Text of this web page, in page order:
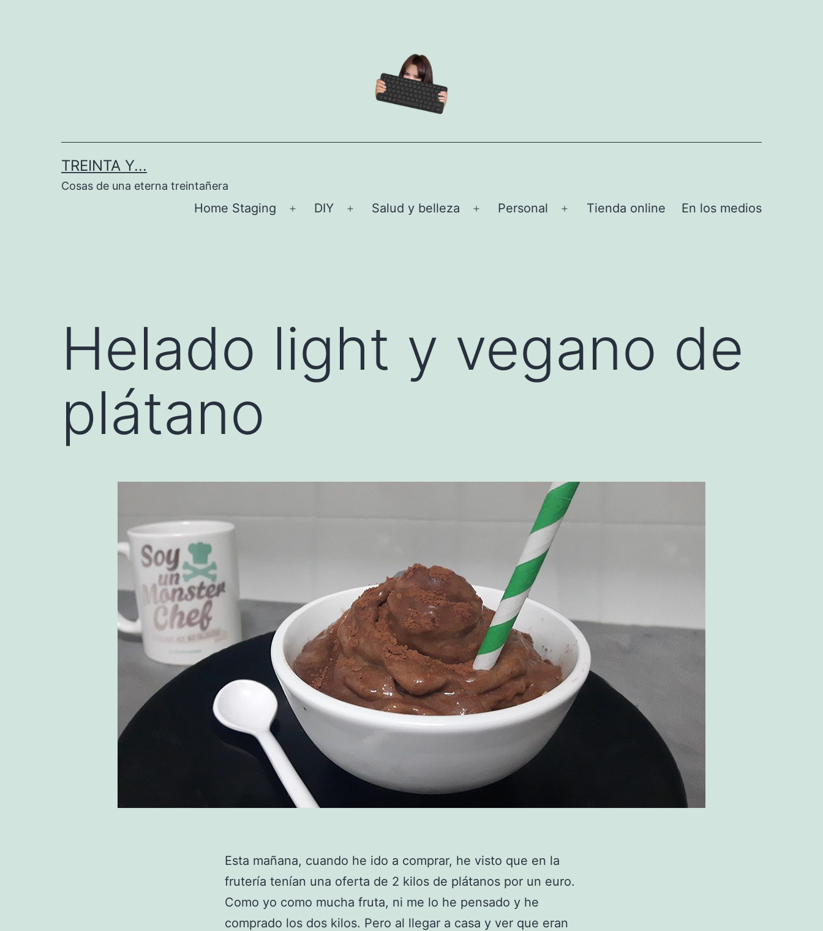
TREINTA Y...
Cosas de una eterna treintañera
Home Staging
Abrir
DIY
Abrir
Salud y belleza
Abrir
Personal
Abrir
Tienda online En los medios
Helado light y vegano de
plátano
Esta mañana, cuando he ido a comprar, he visto que en la
frutería tenían una oferta de 2 kilos de plátanos por un euro.
Como yo como mucha fruta, ni me lo he pensado y he
comprado los dos kilos. Pero al llegar a casa y ver que eran